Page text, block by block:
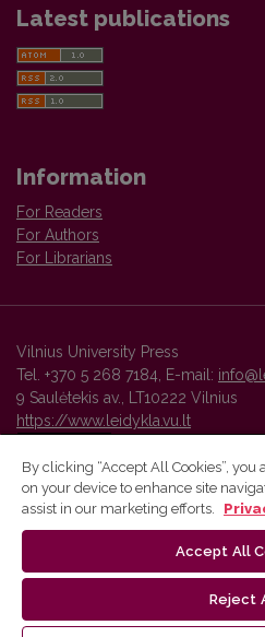
Latest publications
Information
For Readers
For Authors
For Librarians
Vilnius University Press
Tel. +370 5 268 7184, E-mail:
9 Saulėtekis av., LT10222 Vilnius
https://www.leidykla.vu.lt
Vilnius University Press platform
By clicking “Accept All Cookies”, you
on your device to enhance site
assist in our marketing efforts.
Accept All
Reject